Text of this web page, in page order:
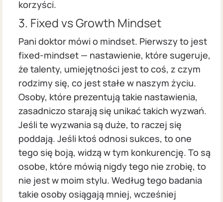
korzyści.
3. Fixed vs Growth Mindset
Pani doktor mówi o mindset. Pierwszy to jest
fixed-mindset — nastawienie, które sugeruje,
że talenty, umiejętności jest to coś, z czym
rodzimy się, co jest stałe w naszym życiu.
Osoby, które prezentują takie nastawienia,
zasadniczo starają się unikać takich wyzwań.
Jeśli te wyzwania są duże, to raczej się
poddają. Jeśli ktoś odnosi sukces, to one
tego się boją, widzą w tym konkurencję. To są
osobe, które mówią nigdy tego nie zrobię, to
nie jest w moim stylu. Według tego badania
takie osoby osiągają mniej, wcześniej